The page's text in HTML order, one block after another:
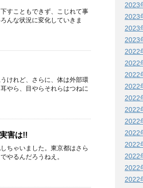
すこともできず、こじれて事
んな状況に変化していきま
けれど、さらに、体は外部環
やら、目やらそれらはつねに
害は!!
ちゃいました。東京都はさら
やるんだろうねえ。
2023
2023
2023
2023
2022
2022
2022
2022
2022
2022
2022
2022
2022
2022
2022
2022